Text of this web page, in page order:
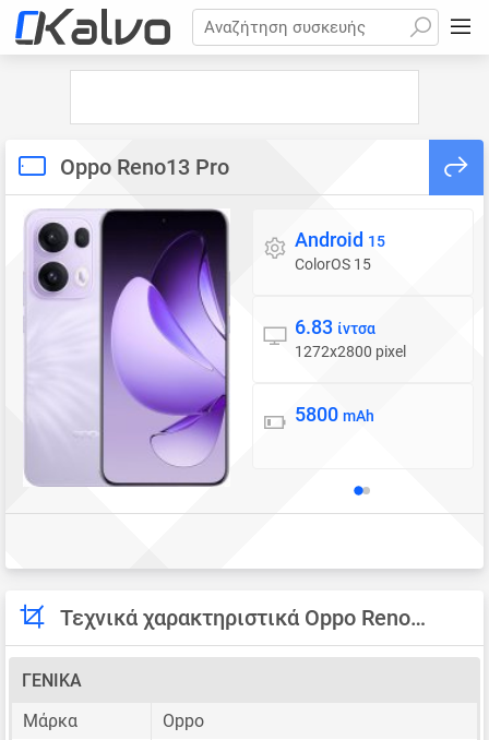
Αναζήτηση συσκευής
Oppo Reno13 Pro
Λειτουργικό σύστημα
Android 15
ColorOS 15
Οθόνη
6.83 ίντσα
1272x2800 pixel
Μπαταρία
5800 mAh
Τεχνικά χαρακτηριστικά Oppo Reno13 Pro
ΓΕΝΙΚΆ
Μάρκα
Oppo